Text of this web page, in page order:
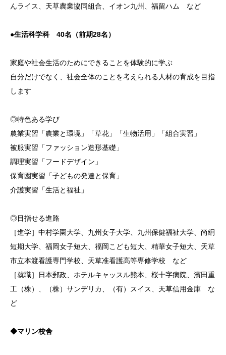
んライス、天草農業協同組合、イオン九州、福留ハム など
●生活科学科 40名（前期28名）
家庭や社会生活のためにできることを体験的に学ぶ
自分だけでなく、社会全体のことを考えられる人材の育成を目指
します
◎特色ある学び
農業実習「農業と環境」「草花」「生物活用」「組合実習」
被服実習「ファッション造形基礎」
調理実習「フードデザイン」
保育園実習「子どもの発達と保育」
介護実習「生活と福祉」
◎目指せる進路
［進学］中村学園大学、九州女子大学、九州保健福祉大学、尚絅
短期大学、福岡女子短大、福岡こども短大、精華女子短大、天草
市立本渡看護専門学校、天草准看護高等専修学校 など
［就職］日本郵政、ホテルキャッスル熊本、桜十字病院、濱田重
工（株）、（株）サンデリカ、（有）スイス、天草信用金庫 な
ど
◆マリン校舎